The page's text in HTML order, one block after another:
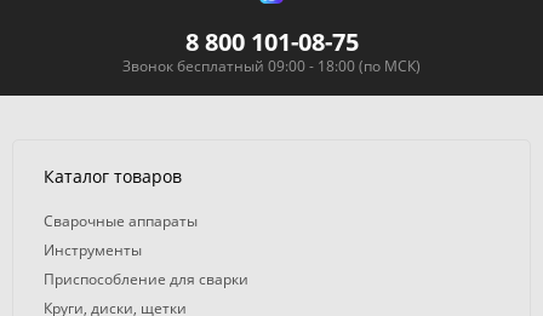
8 800 101-08-75
Звонок бесплатный 09:00 - 18:00 (по МСК)
Каталог товаров
Сварочные аппараты
Инструменты
Приспособление для сварки
Круги, диски, щетки